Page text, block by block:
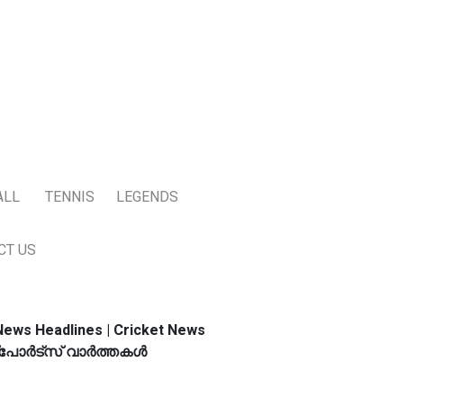
TENNIS LEGENDS
US
Headlines | Cricket News
സ്പോര്‍ട്സ് വാര്‍ത്തകള്‍